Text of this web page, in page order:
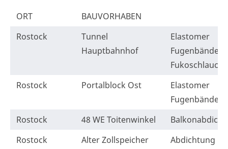
ORT
BAUVORHABEN
Rostock
Tunnel
Hauptbahnhof
Elastomer
Fugenbänder
Fukoschlauch
Rostock
Portalblock Ost
Elastomer
Fugenbänder
Rostock
48 WE Toitenwinkel
Rostock
Alter Zollspeicher
Abdichtung